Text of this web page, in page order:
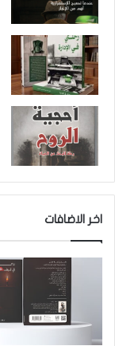
اخر الاضافات